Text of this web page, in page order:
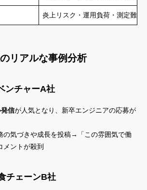
炎上リスク・運用負荷・測定難易
リアルな事例分析
ンチャーA社
信が人気となり、新卒エンジニアの応募が
の気づきや成長を投稿→「この雰囲気で働
メントが殺到
チェーンB社